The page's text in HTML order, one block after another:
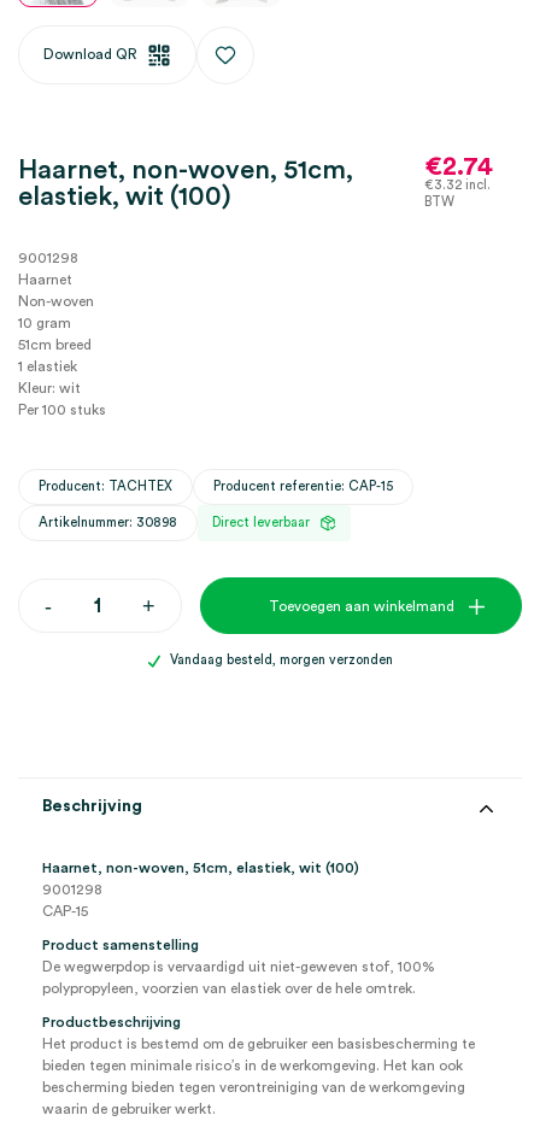
Download QR
Haarnet, non-woven, 51cm,
elastiek, wit (100)
€2.74
€3.32 incl.
BTW
9001298
Haarnet
Non-woven
10 gram
51cm breed
1 elastiek
Kleur: wit
Per 100 stuks
Producent: TACHTEX Producent referentie: CAP-15
Artikelnummer: 30898 Direct leverbaar
-Haarnet,
+ Toevoegen aan winkelmand
Vandaag besteld, morgen verzonden
Beschrijving
Haarnet, non-woven, 51cm, elastiek, wit (100)
9001298
CAP-15
Product samenstelling
De wegwerpdop is vervaardigd uit niet-geweven stof, 100%
polypropyleen, voorzien van elastiek over de hele omtrek.
Productbeschrijving
Het product is bestemd om de gebruiker een basisbescherming te
bieden tegen minimale risico’s in de werkomgeving. Het kan ook
bescherming bieden tegen verontreiniging van de werkomgeving
waarin de gebruiker werkt.